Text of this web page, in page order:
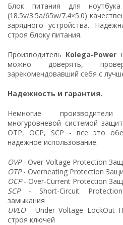
Блок питания для
(18.5v/3.5a/65w/7.4×5.0)
зарядного устройства.
строя блоку питания.
Производитель Kolega-Power
можно доверять,
зарекомендовавший себя с
Надежность и гарантия.
Немногие
многуровневой системой
OTP, OCP, SCP - все это
надежное использование.
OVP- Over-Voltage Protection
OTP- Overheating Protection
OCP- Over-Current Protection
SCP- Short-Circuit
замыкания
UVLO- Under Voltage LockOut
строя ключей